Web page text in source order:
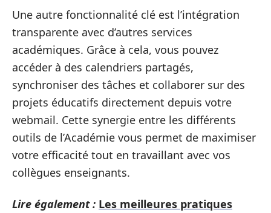
Une autre fonctionnalité clé est l’intégration
transparente avec d’autres services
académiques. Grâce à cela, vous pouvez
accéder à des calendriers partagés,
synchroniser des tâches et collaborer sur des
projets éducatifs directement depuis votre
webmail. Cette synergie entre les différents
outils de l’Académie vous permet de maximiser
votre efficacité tout en travaillant avec vos
collègues enseignants.
Lire également : Les meilleures pratiques